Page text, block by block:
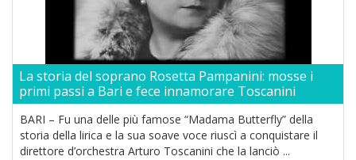
La storia del soprano Rosetta Pampanini: mosse i
primi passi a Bari e fece innamorare Toscanini
BARI – Fu una delle più famose “Madama Butterfly” della
storia della lirica e la sua soave voce riuscì a conquistare il
direttore d’orchestra Arturo Toscanini che la lanciò ...